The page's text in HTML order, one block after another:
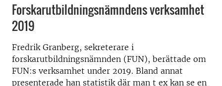
Forskarutbildningsnämndens verksamhet
2019
Fredrik Granberg, sekreterare i
forskarutbildningsnämnden (FUN), berättade om
FUN:s verksamhet under 2019. Bland annat
presenterade han statistik där man t ex kan se en